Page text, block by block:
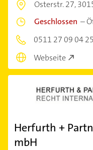
Osterstr. 27,
Geschlossen –
0511 27 09 04 25
Webseite
Herfurth +
mbH